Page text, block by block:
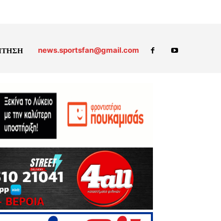
news.sportsfan@gmail.com